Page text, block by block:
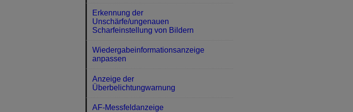
Erkennung der
Unschärfe/ungenauen
Scharfeinstellung von Bildern
Wiedergabeinformationsanzeige
anpassen
Anzeige der
Überbelichtungwarnung
AF-Messfeldanzeige